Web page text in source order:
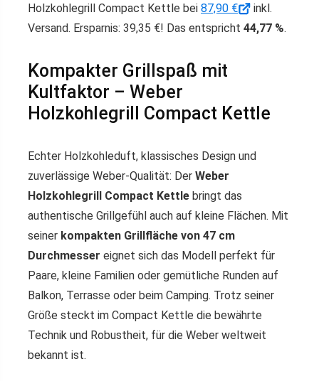
Holzkohlegrill Compact Kettle bei 87,90 €
inkl.
Versand. Ersparnis: 39,35 €! Das entspricht 44,77 %.
Kompakter Grillspaß mit
Kultfaktor – Weber
Holzkohlegrill Compact Kettle
Echter Holzkohleduft, klassisches Design und
zuverlässige Weber-Qualität: Der Weber
Holzkohlegrill Compact Kettle bringt das
authentische Grillgefühl auch auf kleine Flächen. Mit
seiner kompakten Grillfläche von 47 cm
Durchmesser eignet sich das Modell perfekt für
Paare, kleine Familien oder gemütliche Runden auf
Balkon, Terrasse oder beim Camping. Trotz seiner
Größe steckt im Compact Kettle die bewährte
Technik und Robustheit, für die Weber weltweit
bekannt ist.